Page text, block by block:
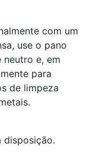
com um
use o pano
e, em
para
de limpeza
disposição.